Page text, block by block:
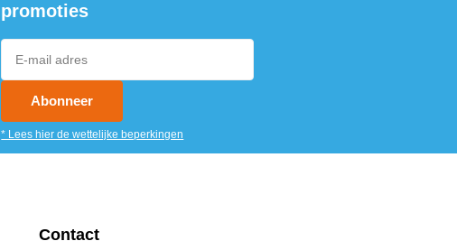
promoties
Abonneer
* Lees hier de wettelijke beperkingen
Contact